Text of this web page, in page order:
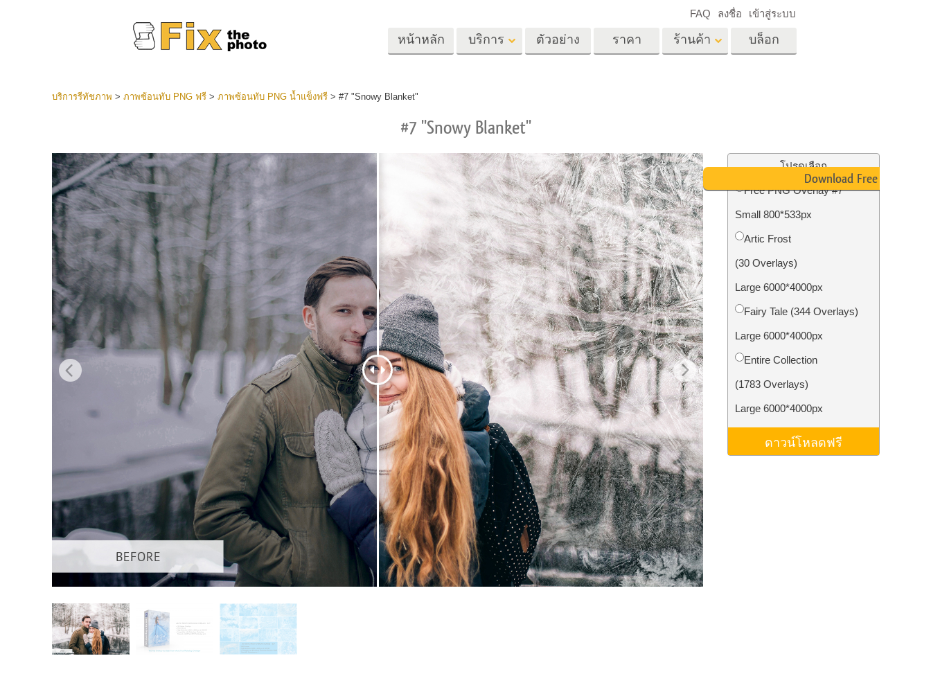
หน้าหลัก บริการ
อสังหาริมทรัพย์
บริการแก้ไขภาพงาน
แต่งงาน
โมเดลเสื้อผ้าที่สร้างโดย AI การจัดการรูปภาพ ถ่ายรูปเป็นบริการ
บริการรีทัชสินค้า บริการรีทัชเครื่องประดับ ข้อมูลการฝึกอบรม AI Video Editing Services
ตัวอย่าง ราคา ร้านค้า
Lightroom
คอลเลคชันที่ตั้งไว้ล่วง
หน้า LR ทั้งชุด
พรีเซ็ตข้อเสนอที่ดีที่สุด
คอลเลกชันมือถือ
Photoshop Actions
โอเวอร์เลย์ Photoshop
Photoshop Textures
Ps Actions คอลเลกชัน
Ps ซ้อนทับคอลเลกชัน
ทั้งหมด
การ์ดวันวาเลนไทน์
คำเชิญงานแต่งงาน
คำเชิญวันเกิดของเด็ก
บล็อก
FAQ ลงชื่อ เข้าสู่ระบบ
บริการรีทัชภาพ > ภาพซ้อนทับ PNG ฟรี> ภาพซ้อนทับ PNG น้ำแข็งฟรี> #7 "Snowy Blanket"
#7 "Snowy Blanket"
โปรดเลือก
Free PNG Overlay #7
Small 800*533px
Artic Frost
(30 Overlays)
Large 6000*4000px
Fairy Tale (344 Overlays)
Large 6000*4000px
Entire Collection
(1783 Overlays)
Large 6000*4000px
ดาวน์โหลดฟรี
Download Free PNG